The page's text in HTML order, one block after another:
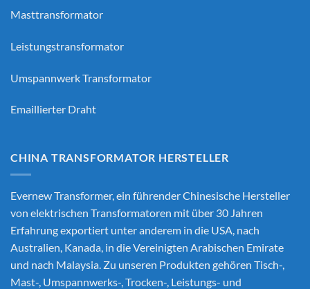
Masttransformator
Leistungstransformator
Umspannwerk Transformator
Emaillierter Draht
CHINA TRANSFORMATOR HERSTELLER
Evernew Transformer, ein führenderChinesische Hersteller
von elektrischen Transformatoren mit über 30 Jahren
Erfahrung exportiert unter anderem in die USA, nach
Australien, Kanada, in die Vereinigten Arabischen Emirate
und nach Malaysia. Zu unseren Produkten gehören Tisch-,
Mast-, Umspannwerks-, Trocken-, Leistungs- und